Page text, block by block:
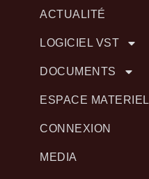
ACTUALITÉ
LOGICIEL VST
DOCUMENTS
ESPACE MATERIEL
CONNEXION
MEDIA